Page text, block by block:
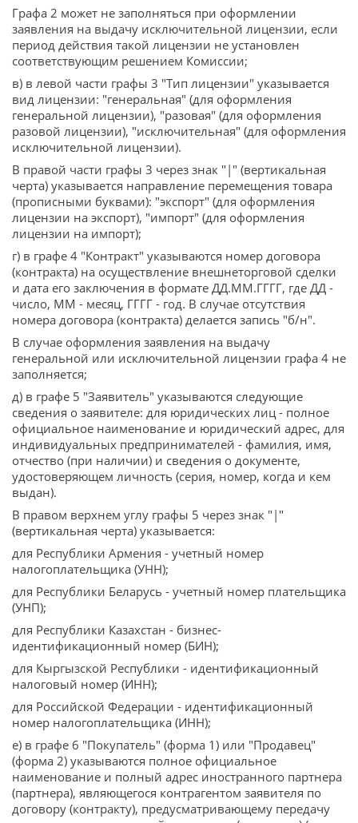
Графа 2 может не заполняться при оформлении
заявления на выдачу исключительной лицензии, если
период действия такой лицензии не установлен
соответствующим решением Комиссии;
в) в левой части графы 3 "Тип лицензии" указывается
вид лицензии: "генеральная" (для оформления
генеральной лицензии), "разовая" (для оформления
разовой лицензии), "исключительная" (для оформления
исключительной лицензии).
В правой части графы 3 через знак "|" (вертикальная
черта) указывается направление перемещения товара
(прописными буквами): "экспорт" (для оформления
лицензии на экспорт), "импорт" (для оформления
лицензии на импорт);
г) в графе 4 "Контракт" указываются номер договора
(контракта) на осуществление внешнеторговой сделки
и дата его заключения в формате ДД.ММ.ГГГГ, где ДД -
число, ММ - месяц, ГГГГ - год. В случае отсутствия
номера договора (контракта) делается запись "б/н".
В случае оформления заявления на выдачу
генеральной или исключительной лицензии графа 4 не
заполняется;
д) в графе 5 "Заявитель" указываются следующие
сведения о заявителе: для юридических лиц - полное
официальное наименование и юридический адрес, для
индивидуальных предпринимателей - фамилия, имя,
отчество (при наличии) и сведения о документе,
удостоверяющем личность (серия, номер, когда и кем
выдан).
В правом верхнем углу графы 5 через знак "|"
(вертикальная черта) указывается:
для Республики Армения - учетный номер
налогоплательщика (УНН);
для Республики Беларусь - учетный номер плательщика
(УНП);
для Республики Казахстан - бизнес-
идентификационный номер (БИН);
для Кыргызской Республики - идентификационный
налоговый номер (ИНН);
для Российской Федерации - идентификационный
номер налогоплательщика (ИНН);
е) в графе 6 "Покупатель" (форма 1) или "Продавец"
(форма 2) указываются полное официальное
наименование и полный адрес иностранного партнера
(партнера), являющегося контрагентом заявителя по
договору (контракту), предусматривающему передачу